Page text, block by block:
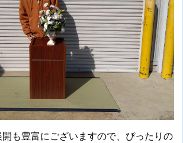
も豊富にございますので、ぴったりの